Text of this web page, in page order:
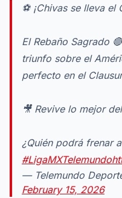
⚽️ ¡Chivas se lleva
El Rebaño Sagrado
triunfo sobre el
perfecto en el
🎥 Revive lo mejor
¿Quién podrá frenar
#LigaMXTelemundo
— Telemundo
February 15, 2026